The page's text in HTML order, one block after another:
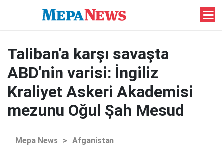
Taliban'a karşı savaşta
ABD'nin varisi: İngiliz
Kraliyet Askeri Akademisi
mezunu Oğul Şah Mesud
Mepa News > Afganistan